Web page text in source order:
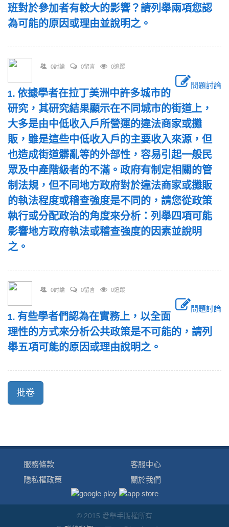
班對於參加者有較大的影響？請列舉兩項您認
為可能的原因或理由並說明之。
0討論 0留言 0追蹤
問題討論
1. 依據學者在拉丁美洲中許多城市的
研究，其研究結果顯示在不同城市的街道上，
大多是由中低收入戶所營運的違法商家或攤
販，雖是這些中低收入戶的主要收入來源，但
也造成街道髒亂等的外部性，容易引起一般民
眾及中產階級者的不滿。政府有制定相關的管
制法規，但不同地方政府對於違法商家或攤販
的執法程度或稽查強度是不同的，請您從政策
執行或分配政治的角度來分析：列舉四項可能
影響地方政府執法或稽查強度的因素並說明
之。
0討論 0留言 0追蹤
問題討論
1. 有些學者們認為在實務上，以全面
理性的方式來分析公共政策是不可能的，請列
舉五項可能的原因或理由說明之。
服務條款
隱私權政策
客服中心
關於我們
© 2015 愛舉手版權所有